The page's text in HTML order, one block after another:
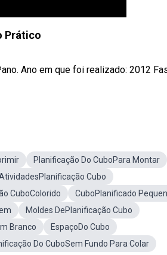
Prático
Ano em que foi realizado: 2012
Planificação Do CuboPara Montar
Cubo
CuboColorido
CuboPlanificado
Moldes DePlanificação Cubo
Branco
EspaçoDo Cubo
Do CuboSem Fundo Para Colar